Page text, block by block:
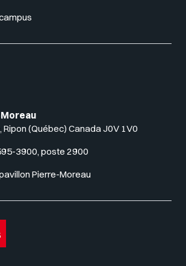
Ripon (Québec) Canada J0V 1V0
3900, poste 2900
Pierre-Moreau